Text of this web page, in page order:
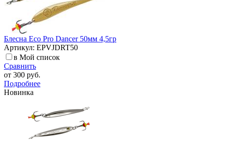
Блесна Eco Pro Dancer 50мм 4,5гр
Артикул: EPVJDRT50
в Мой список
Сравнить
от 300 руб.
Подробнее
Новинка